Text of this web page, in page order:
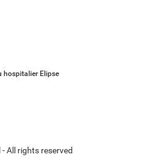
hospitalier Elipse
All rights reserved